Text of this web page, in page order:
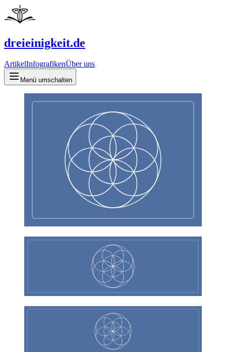
dreieinigkeit.de
ArtikelInfografikenÜber uns
Menü umschalten